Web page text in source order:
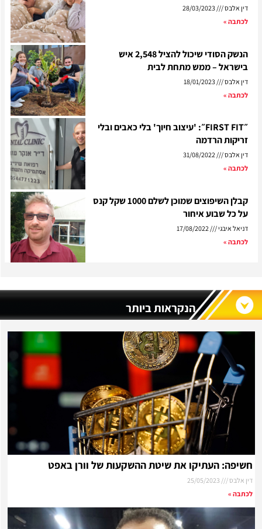
דין אלבס
28/03/2023
לכתבה »
הנשק הסודי שיכול להציל 2,548 איש
בישראל – ממש מתחת לבית
דין אלבס
לכתבה »
״FIRST FIT״: 'עיצוב חיוך' בלי כאבים ובלי
זריקות הרדמה
דין אלבס
31/08/2022
לכתבה »
קבלן השיפוצים שמוכן לשלם 1000 שקל קנס
על כל שבוע איחור
דניאל איבגי
לכתבה »
הנקראות ביותר
חשיפה: העתיקו את שיטת ההשקעות של וורן באפט
דין אלבס
לכתבה »